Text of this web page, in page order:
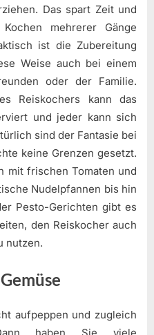
Das spart Zeit und
mehrerer Gänge
ist die Zubereitung
Weise auch bei einem
oder der Familie.
Reiskochers kann das
und jeder kann sich
sind der Fantasie bei
keine Grenzen gesetzt.
mit frischen Tomaten und
Nudelpfannen bis hin
Pesto-Gerichten gibt es
den Reiskocher auch
nutzen.
aufpeppen und zugleich